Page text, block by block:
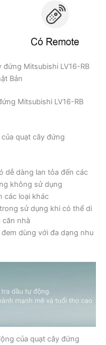
Mitsubishi LV16-RB
Bản
Mitsubishi LV16-RB
quạt cây đứng
dễ dàng lan tỏa đến các
không sử dụng
các loại khác
sử dụng khi có thể di
nhà
dùng với đa dạng nhu
của quạt cây đứng